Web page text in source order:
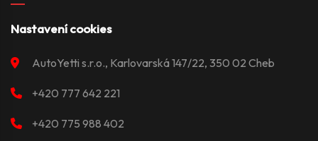
Nastavení cookies
AutoYetti s.r.o., Karlovarská 147/22, 350 02 Cheb
+420 777 642 221
+420 775 988 402